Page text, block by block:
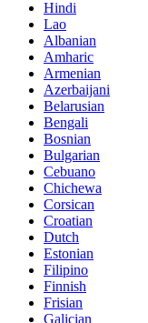
Hindi
Lao
Albanian
Amharic
Armenian
Azerbaijani
Belarusian
Bengali
Bosnian
Bulgarian
Cebuano
Chichewa
Corsican
Croatian
Dutch
Estonian
Filipino
Finnish
Frisian
Galician